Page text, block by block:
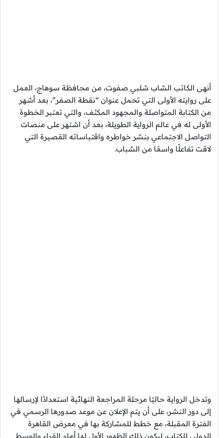
أنهى الكاتب الشاب شلبي صفوت، من محافظة سوهاج، العمل
على روايته الأولى التي تحمل عنوان “نقطة الصفر”، بعد أشهر
من الكتابة المتواصلة والمجهود المكثف، والتي تعتبر الخطوة
الأولى له في عالم الرواية الطويلة، بعد أن اشتهر على منصات
التواصل الاجتماعي بنشر خواطره واقتباساته القصيرة التي
لاقت تفاعلًا واسعًا من الشباب.
وتدخل الرواية حاليًا مرحلة المراجعة النهائية استعدادًا لإرسالها
إلى دور النشر، على أن يتم الإعلان عن موعد صدورها الرسمي في
الفترة المقبلة، مع خطط للمشاركة بها في معرض القاهرة
الدولي للكتاب، ليكون ذلك الظهور الأول لها أمام القراء والوسط